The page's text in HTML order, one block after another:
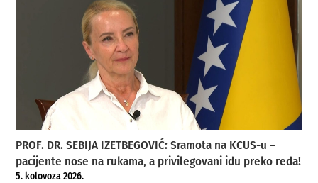
PROF. DR. SEBIJA IZETBEGOVIĆ: Sramota na KCUS-u –
pacijente nose na rukama, a privilegovani idu preko reda!
5. kolovoza 2026.